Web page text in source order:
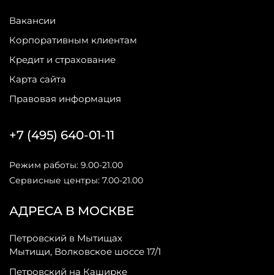
Вакансии
Корпоративным клиентам
Кредит и страхование
Карта сайта
Правовая информация
АДРЕСА В МОСКВЕ
Петровский в Мытищах
Мытищи, Волковское шоссе 17/1
Петровский на Каширке
+7 (495) 640-01-11
Режим работы: 9.00-21.00
Сервисные центры: 7.00-21.00